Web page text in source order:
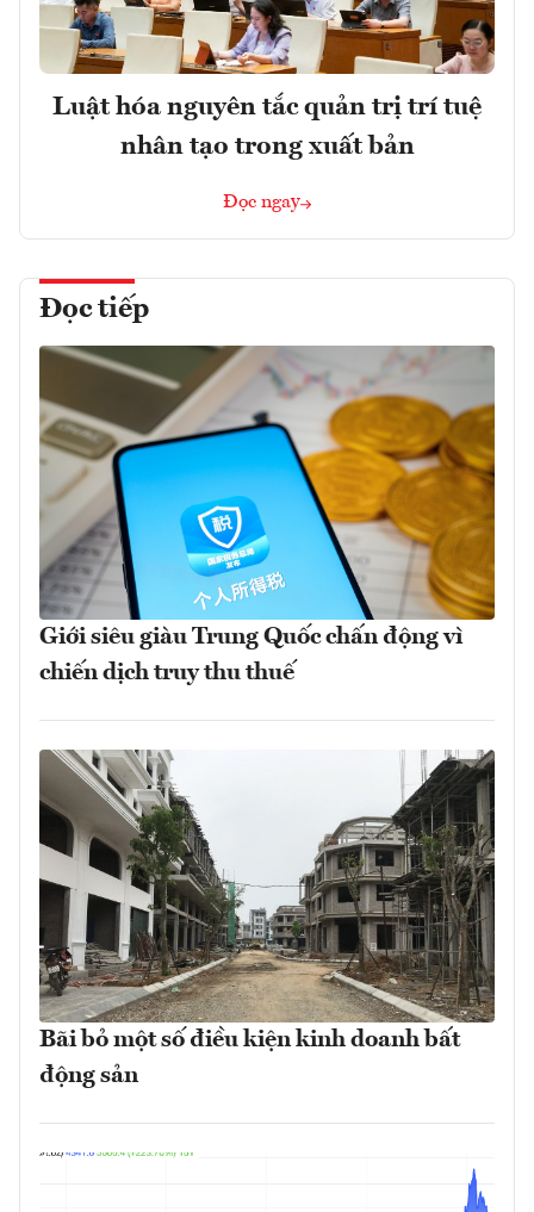
Luật hóa nguyên tắc quản trị trí tuệ
nhân tạo trong xuất bản
Đọc ngay
Đọc tiếp
Giới siêu giàu Trung Quốc chấn động vì
chiến dịch truy thu thuế
Bãi bỏ một số điều kiện kinh doanh bất
động sản